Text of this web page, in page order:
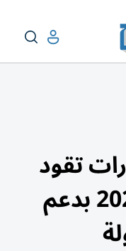
تقود
الانتعاش خليجياً 2027 بدعم